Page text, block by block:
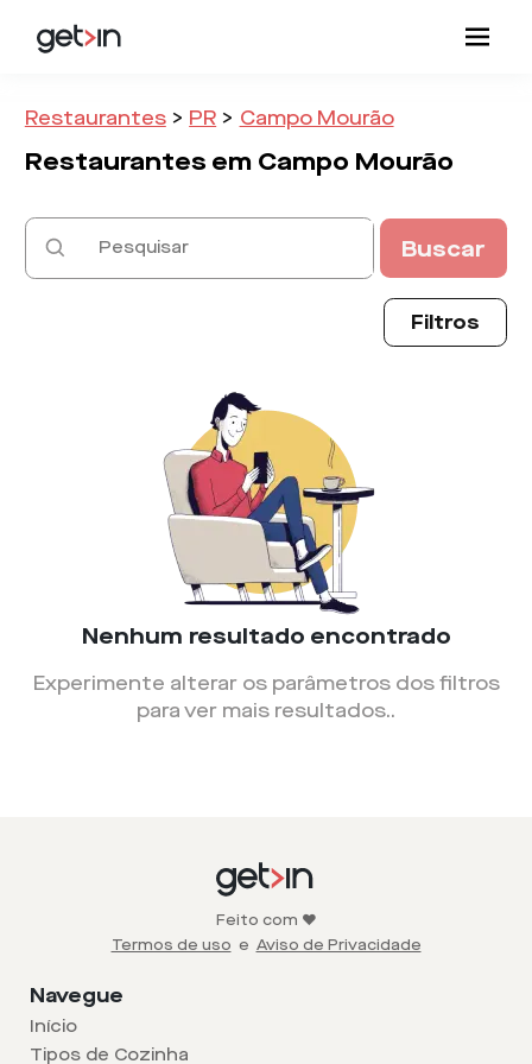
Restaurantes > PR > Campo Mourão
Restaurantes em Campo Mourão
Buscar
Filtros
Nenhum resultado encontrado
Experimente alterar os parâmetros dos filtros
para ver mais resultados..
Feito com ❤️
Termos de uso e Aviso de Privacidade
Navegue
Início
Tipos de Cozinha